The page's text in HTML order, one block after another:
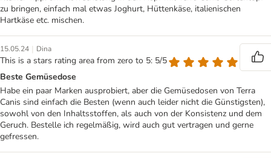
zu bringen, einfach mal etwas Joghurt, Hüttenkäse, italienischen
Hartkäse etc. mischen.
15.05.24 | Dina
This is a stars rating area from zero to 5: 5/5
Beste Gemüsedose
Habe ein paar Marken ausprobiert, aber die Gemüsedosen von Terra
Canis sind einfach die Besten (wenn auch leider nicht die Günstigsten),
sowohl von den Inhaltsstoffen, als auch von der Konsistenz und dem
Geruch. Bestelle ich regelmäßig, wird auch gut vertragen und gerne
gefressen.